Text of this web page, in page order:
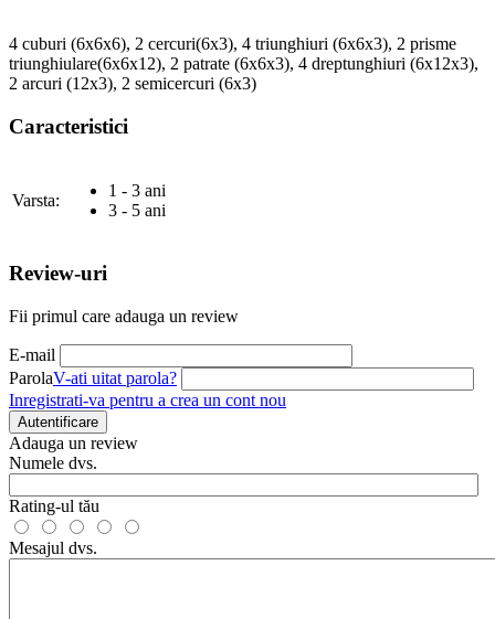
4 cuburi (6x6x6), 2 cercuri(6x3), 4 triunghiuri (6x6x3), 2 prisme
triunghiulare(6x6x12), 2 patrate (6x6x3), 4 dreptunghiuri (6x12x3),
2 arcuri (12x3), 2 semicercuri (6x3)
Caracteristici
Varsta:
1 - 3 ani
3 - 5 ani
Review-uri
Fii primul care adauga un review
E-mail
ParolaV-ati uitat parola?
Inregistrati-va pentru a crea un cont nou
Autentificare
Adauga un review
Numele dvs.
Rating-ul tău
Mesajul dvs.